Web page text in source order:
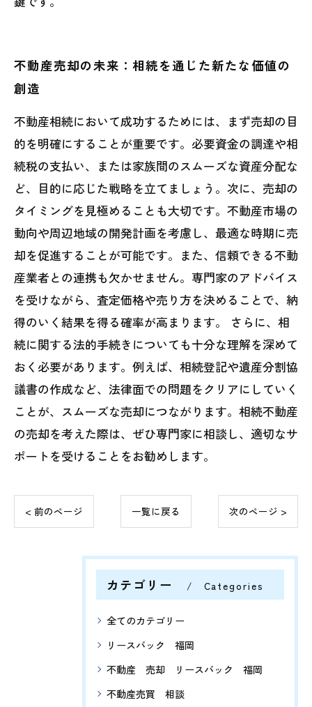
不動産売却の未来：相続を通じた新たな価値の
創造
不動産相続において成功するためには、まず売却の目
的を明確にすることが重要です。必要資金の調達や相
続税の支払い、または家族間のスムーズな資産分配な
ど、目的に応じた戦略を立てましょう。次に、売却の
タイミングを見極めることも大切です。不動産市場の
動向や周辺地域の開発計画を考慮し、最適な時期に売
却を促進することが可能です。また、信頼できる不動
産業者との連携も欠かせません。専門家のアドバイス
を受けながら、査定価格や売り方を決めることで、納
得のいく結果を得る確率が高まります。 さらに、相
続に関する法的手続きについても十分な理解を深めて
おく必要があります。例えば、相続登記や遺産分割協
議書の作成など、法律面での問題をクリアにしていく
ことが、スムーズな売却につながります。相続不動産
の売却を考えた際は、ぜひ専門家に相談し、適切なサ
ポートを受けることをお勧めします。
< 前のページ 一覧に戻る 次のページ >
カテゴリー Categories
全てのカテゴリー
リースバック 福岡
不動産 売却 リースバック 福岡
不動産売買 相談